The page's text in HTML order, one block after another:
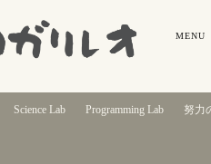
Science Lab Programming Lab 努力